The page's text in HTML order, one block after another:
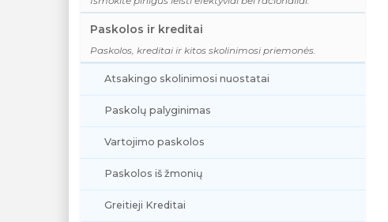
Paskolos ir kreditai
Paskolos, kreditai ir kitos skolinimosi priemonės.
Atsakingo skolinimosi nuostatai
Paskolų palyginimas
Vartojimo paskolos
Paskolos iš žmonių
Greitieji Kreditai